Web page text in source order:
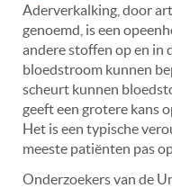
Aderverkalking, door
genoemd, is een
andere stoffen op en in
bloedstroom kunnen
scheurt kunnen
geeft een grotere kans
Het is een typische
meeste patiënten pas
Onderzoekers van de